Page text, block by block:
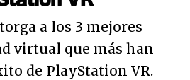
a los 3 mejores
virtual que más han
de PlayStation VR.